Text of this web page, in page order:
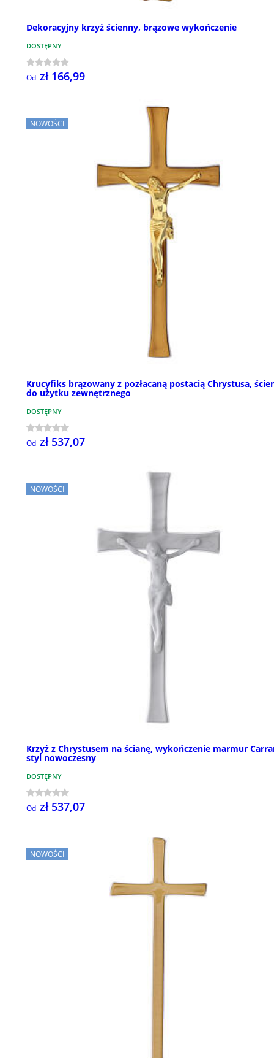
Dekoracyjny krzyż ścienny, brązowe wykończenie
DOSTĘPNY
Od zł 166,99
NOWOŚCI
Krucyfiks brązowany z pozłacaną postacią Chrystusa,
do użytku zewnętrznego
DOSTĘPNY
Od zł 537,07
NOWOŚCI
Krzyż z Chrystusem na ścianę, wykończenie marmur
styl nowoczesny
DOSTĘPNY
Od zł 537,07
NOWOŚCI